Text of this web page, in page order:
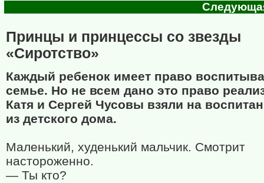
Принцы и принцессы со звезды
«Сиротство»
Каждый ребенок имеет право
семье. Но не всем дано это право
Катя и Сергей Чусовы взяли на
из детского дома.
Маленький, худенький мальчик. Смотрит
настороженно.
— Ты кто?